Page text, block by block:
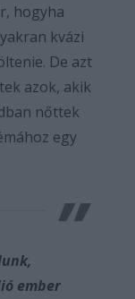
hogyha
kvázi
De azt
azok, akik
nőttek
egy
ember